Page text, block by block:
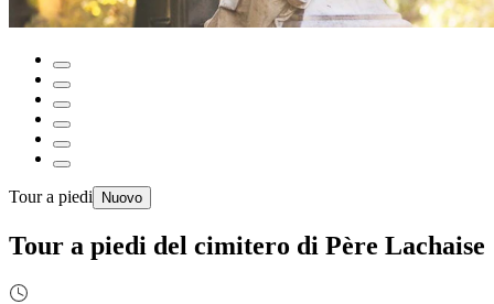
Tour a piedi Nuovo
Tour a piedi del cimitero di Père Lachaise